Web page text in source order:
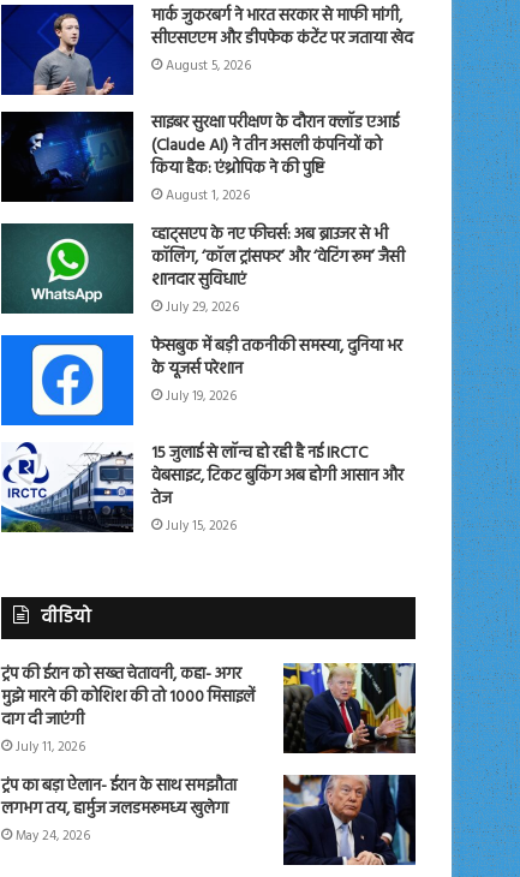
मार्क जुकरबर्ग ने भारत सरकार से माफी मांगी,
सीएसएएम और डीपफेक कंटेंट पर जताया खेद
August 5, 2026
साइबर सुरक्षा परीक्षण के दौरान क्लॉड एआई
(Claude AI) ने तीन असली कंपनियों को
किया हैक: एंथ्रोपिक ने की पुष्टि
August 1, 2026
व्हाट्सएप के नए फीचर्स: अब ब्राउजर से भी
कॉलिंग, ‘कॉल ट्रांसफर’ और ‘वेटिंग रूम’ जैसी
शानदार सुविधाएं
July 29, 2026
फेसबुक में बड़ी तकनीकी समस्या, दुनिया भर
के यूजर्स परेशान
July 19, 2026
15 जुलाई से लॉन्च हो रही है नई IRCTC
वेबसाइट, टिकट बुकिंग अब होगी आसान और
तेज
July 15, 2026
वीडियो
ट्रंप की ईरान को सख्त चेतावनी, कहा- अगर
मुझे मारने की कोशिश की तो 1000 मिसाइलें
दाग दी जाएंगी
July 11, 2026
ट्रंप का बड़ा ऐलान- ईरान के साथ समझौता
लगभग तय, हार्मुज जलडमरूमध्य खुलेगा
May 24, 2026